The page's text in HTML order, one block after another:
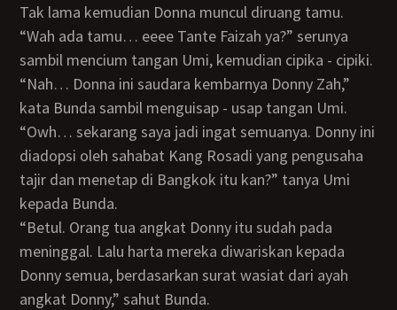
Tak lama kemudian Donna muncul diruang tamu.
“Wah ada tamu… eeee Tante Faizah ya?” serunya
sambil mencium tangan Umi, kemudian cipika - cipiki.
“Nah… Donna ini saudara kembarnya Donny Zah,”
kata Bunda sambil menguisap - usap tangan Umi.
“Owh… sekarang saya jadi ingat semuanya. Donny ini
diadopsi oleh sahabat Kang Rosadi yang pengusaha
tajir dan menetap di Bangkok itu kan?” tanya Umi
kepada Bunda.
“Betul. Orang tua angkat Donny itu sudah pada
meninggal. Lalu harta mereka diwariskan kepada
Donny semua, berdasarkan surat wasiat dari ayah
angkat Donny,” sahut Bunda.